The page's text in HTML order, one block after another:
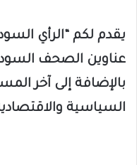
يقدم لكم “الرأي
بالإضافة إلى آخر
السياسية